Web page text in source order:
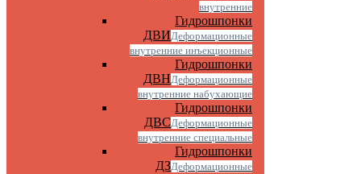
внутренние
Гидрошпонки
ДВИДеформационные
внутренние инъекционные
Гидрошпонки
ДВНДеформационные
внутренние набухающие
Гидрошпонки
ДВСДеформационные
внутренние специальные
Гидрошпонки
ДЗДеформационные